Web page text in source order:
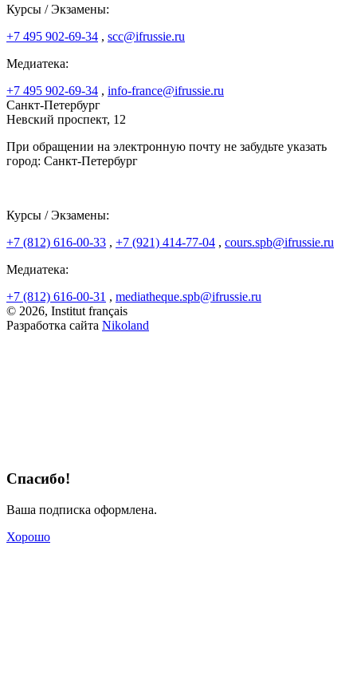
Курсы / Экзамены:
+7 495 902-69-34 , scc@ifrussie.ru
Медиатека:
+7 495 902-69-34 , info-france@ifrussie.ru
Санкт-Петербург
Невский проспект, 12
При обращении на электронную почту не забудьте указать
город: Санкт-Петербург
Курсы / Экзамены:
+7 (812) 616-00-33 , +7 (921) 414-77-04 , cours.spb@ifrussie.ru
Медиатека:
+7 (812) 616-00-31 , mediatheque.spb@ifrussie.ru
© 2026, Institut français
Разработка сайта Nikoland
Спасибо!
Ваша подписка оформлена.
Хорошо